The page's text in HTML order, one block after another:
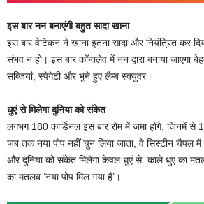
इस बार नन बनाएंगी बहुत सादा खाना
इस बार वेटिकन ने खाना इतना सादा और नियंत्रित कर
संभव न हो। इस बार कॉन्क्लेव में नन द्वारा बनाया जाएगा
सब्जियां, स्पेगेटी और भुने हुए लैम्ब स्क्युवर।
धुएं से मिलेगा दुनिया को संकेत
लगभग 180 कार्डिनल इस बार रोम में जमा होंगे, जिनमें से
जब तक नया पोप नहीं चुन लिया जाता, वे सिस्टीन चैपल
और दुनिया को संकेत मिलेगा केवल धुएं से: काले धुएं का
का मतलब ‘नया पोप मिल गया है’।